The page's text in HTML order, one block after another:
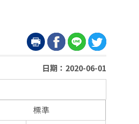
日期：2020-06-01
標準